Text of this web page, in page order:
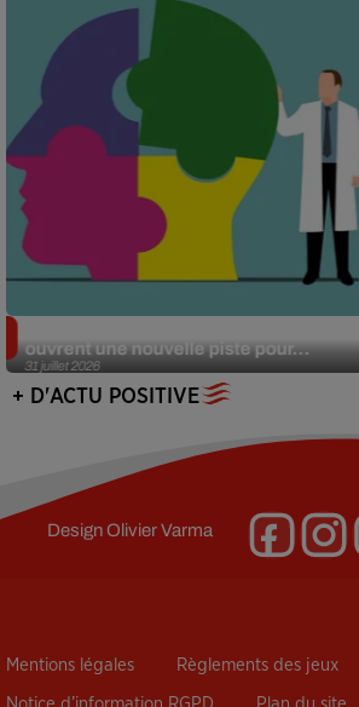
31 juillet 2026
ouvrent une nouvelle piste pour...
+ D'ACTU POSITIVE
DesignOlivier Varma
Mentions légales Règlements des jeux